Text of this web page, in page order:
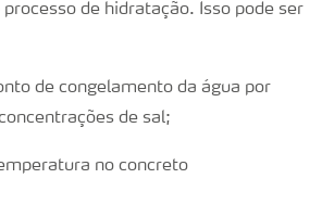
de hidratação. Isso pode ser
de congelamento da água por
de sal;
no concreto